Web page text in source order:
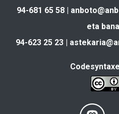
94-681 65 58 |
eta
94-623 25 23 |